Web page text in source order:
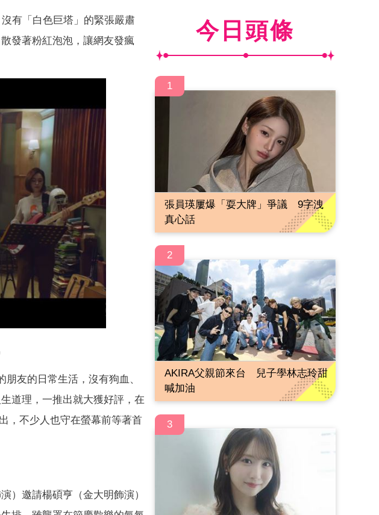
有「白色巨塔」的緊張嚴肅
發著粉紅泡泡，讓網友發瘋
友的日常生活，沒有狗血、
道理，一推出就大獲好評，在
，不少人也守在螢幕前等著首
）邀請楊碩亨（金大明飾演）
今日頭條
1
張員瑛屢爆「耍大牌」爭議 9字洩
真心話
2
AKIRA父親節來台 兒子學林志玲甜
喊加油
3